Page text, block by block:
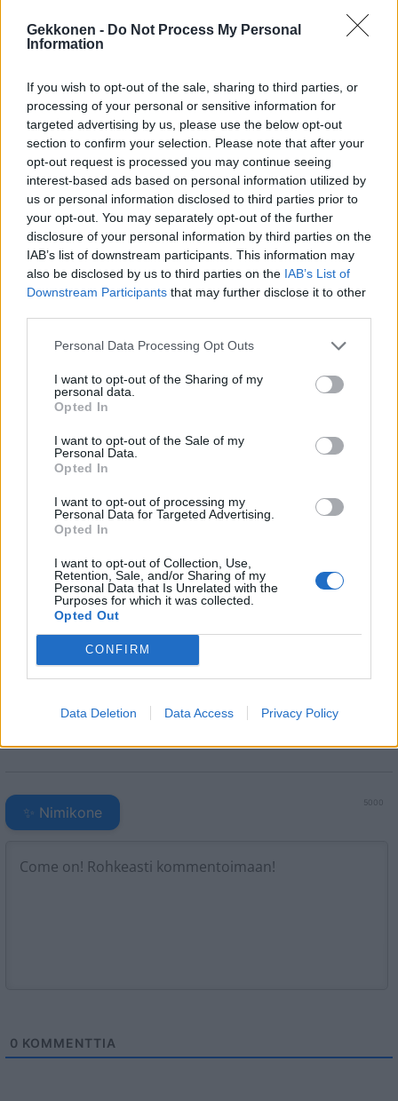
Gekkonen - Do Not Process My Personal
Information
If you wish to opt-out of the sale, sharing to third parties, or
processing of your personal or sensitive information for
targeted advertising by us, please use the below opt-out
section to confirm your selection. Please note that after your
opt-out request is processed you may continue seeing
interest-based ads based on personal information utilized by
us or personal information disclosed to third parties prior to
your opt-out. You may separately opt-out of the further
disclosure of your personal information by third parties on the
IAB’s list of downstream participants. This information may
also be disclosed by us to third parties on the IAB’s List of
Downstream Participants that may further disclose it to other
Personal Data Processing Opt Outs
I want to opt-out of the Sharing of my
personal data.
Opted In
I want to opt-out of the Sale of my
Personal Data.
Opted In
I want to opt-out of processing my
Personal Data for Targeted Advertising.
Opted In
I want to opt-out of Collection, Use,
Retention, Sale, and/or Sharing of my
Personal Data that Is Unrelated with the
Purposes for which it was collected.
Opted Out
CONFIRM
Data Deletion Data Access Privacy Policy
ONNEKSI. PARI KERTAA ON KYLLÄ OLLUT PAHA PAIKKA,
ENKÄ OLE PYSTYNYT PAINAMAAN EDES KELLOSTA,
MUTTA LUOJALLE KIITOS EN OLE SILLOIN OLLUT YKSIN
JA JOKU MUU ON PAINANUT SEINÄSSÄ OLEVAA NAPPIA. .
HERÄSIN TAAS ITKIEN KUN JOKA PAIKKAAN SATTUI,
MULLA ON TULEHDUSARVOT ELI CRP TAAS 300,MUTTA
HYVÄ UUTINEN OLI SE, ETTÄ HEMOGLOBIINI ON
PYSYNYT HIEMAN YLI 100. . MULLA MENEE
LAAJAKIRJOINEN ANTIBIOOTTIKUURI NYT, JA SE TULEE
KOLMESTI PÄIVÄSSÄ. . KOTILOMA TOKI PERUUNTUI TÄN
FUULAN TAKIA, MUTTA OON IHAN TYYTYVÄINEN
NÄINKIN, PÄÄSEN RAUHASSA KIRJOITTAMAAN MUN
BLOGIA. ♥️
A POST SHARED BY JANITA ANGELINA LIONHEART JLU
Seuraa Gekkosta Instagramissa
Janita Lukkarinen
Kommenttiosio
Heräsikö ajatuksia? Kerro mielipiteesi.
Tutustu kuitenkin
5000
✨ Nimikone
0 KOMMENTTIA